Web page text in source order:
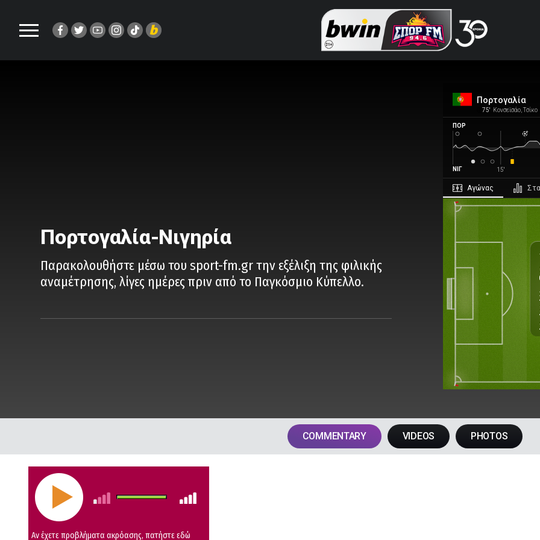
Πορτογαλία-Νιγηρία
Παρακολουθήστε μέσω του sport-fm.gr την εξέλιξη της φιλικής
αναμέτρησης, λίγες ημέρες πριν από το Παγκόσμιο Κύπελλο.
Πορτογαλία
75' Κονσεϊσάο, Τσίκο
ΠΟΡ
15'
ΝΙΓ
αγώνας
Ο Αγώνας Τελείωσε
COMMENTARY VIDEOS PHOTOS